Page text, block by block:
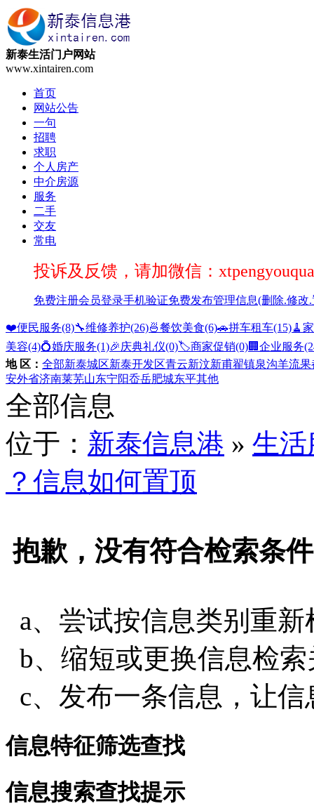
新泰生活门户网站
www.xintairen.com
首页
网站公告
一句
招聘
求职
个人房产
中介房源
服务
二手
交友
常电
投诉及反馈，请加微信：
免费注册会员登录手机验证免费发布管理信息(删除.修改
❤️便民服务(8)🔧维修养护(26)🍜餐饮美食(6)🚗拼车租车(15)🧹
美容(4)💍婚庆服务(1)🎉庆典礼仪(0)🏷️商家促销(0)🏢企业服务
地 区： 全部新泰城区新泰开发区青云新汶新甫翟镇泉沟羊流果
安外省济南莱芜山东宁阳岙岳肥城东平其他
全部信息
位于： 新泰信息港 » 生活
？信息如何置顶
抱歉，没有符合检索条
a、尝试按信息类别重
b、缩短或更换信息检
c、发布一条信息，让
信息特征筛选查找
信息搜索查找提示